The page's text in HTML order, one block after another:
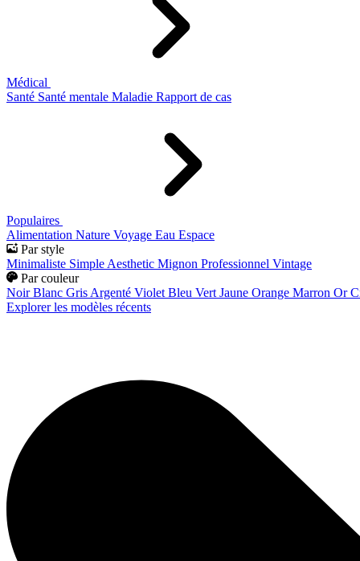
Médical
Santé Santé mentale Maladie Rapport de cas
Populaires
Alimentation Nature Voyage Eau Espace
Par style
Minimaliste Simple Aesthetic Mignon Professionnel Vintage
Par couleur
Noir Blanc Gris Argenté Violet Bleu Vert Jaune Orange Marron Or
Explorer les modèles récents